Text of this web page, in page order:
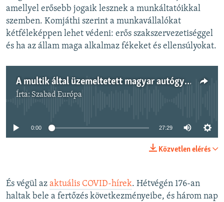
amellyel erősebb jogaik lesznek a munkáltatóikkal
szemben. Komjáthi szerint a munkavállalókat
kétféleképpen lehet védeni: erős szakszervezetiséggel
és ha az állam maga alkalmaz fékeket és ellensúlyokat.
A multik által üzemeltetett magyar autógyárakban erősebb szakszervezetek vannak, mint az államigazgatásban
Írta: Szabad Európa
Jelenleg nincs elérhető tartalom
0:00 27:29
Közvetlen elérés
És végül az aktuális COVID-hírek. Hétvégén 176-an
haltak bele a fertőzés következményeibe, és három nap